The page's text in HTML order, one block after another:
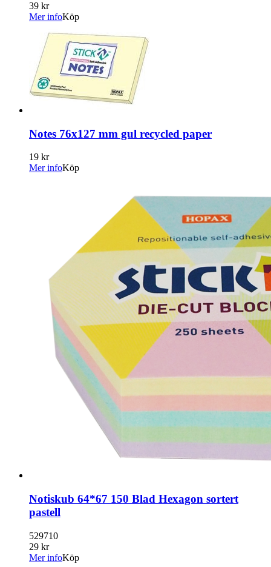
39 kr
Mer infoKöp
Notes 76x127 mm gul recycled paper
19 kr
Mer infoKöp
Notiskub 64*67 150 Blad Hexagon sortert
pastell
529710
29 kr
Mer infoKöp